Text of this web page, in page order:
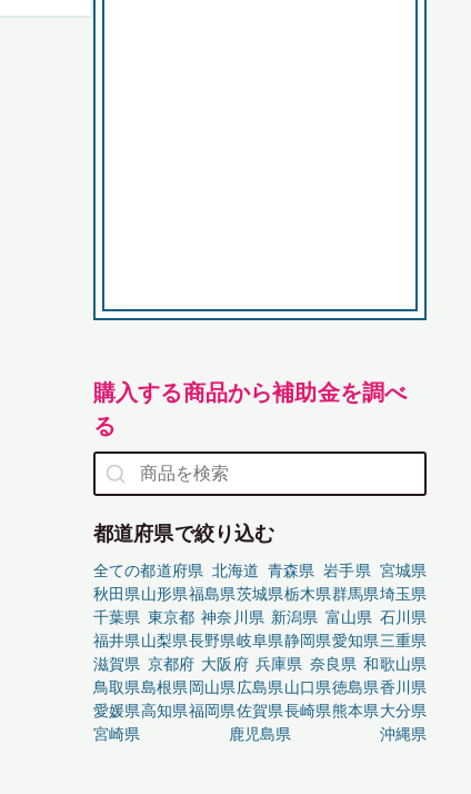
購入する商品から補助金を調べ
る
都道府県で絞り込む
全ての都道府県 北海道 青森県 岩手県 宮城県
秋田県山形県福島県茨城県栃木県群馬県埼玉県
千葉県 東京都 神奈川県 新潟県 富山県 石川県
福井県山梨県長野県岐阜県静岡県愛知県三重県
滋賀県 京都府 大阪府 兵庫県 奈良県 和歌山県
鳥取県島根県岡山県広島県山口県徳島県香川県
愛媛県高知県福岡県佐賀県長崎県熊本県大分県
宮崎県
鹿児島県 沖縄県